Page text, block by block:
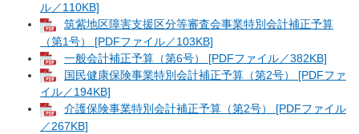
ル／110KB]
筑紫地区障害支援区分等審査会事業特別会計補正予算
（第1号） [PDFファイル／103KB]
一般会計補正予算（第6号） [PDFファイル／382KB]
国民健康保険事業特別会計補正予算（第2号） [PDFファ
イル／194KB]
介護保険事業特別会計補正予算（第2号） [PDFファイル
／267KB]